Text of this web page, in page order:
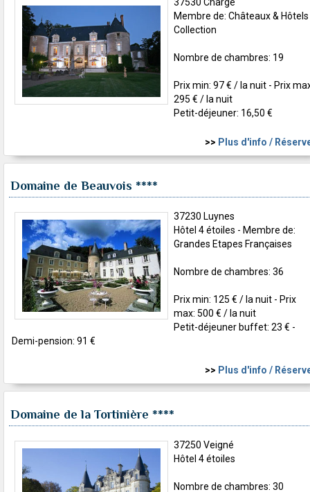
Membre de: Châteaux & Hôtels
Collection
Nombre de chambres: 19
Prix min: 97 € / la nuit - Prix
295 € / la nuit
Petit-déjeuner: 16,50 €
>> Plus d'info /
Domaine de Beauvois ****
37230 Luynes
Hôtel 4 étoiles - Membre de:
Grandes Etapes Françaises
Nombre de chambres: 36
Prix min: 125 € / la nuit - Prix
max: 500 € / la nuit
Petit-déjeuner buffet: 23 € -
Demi-pension: 91 €
>> Plus d'info /
Domaine de la Tortinière ****
37250 Veigné
Hôtel 4 étoiles
Nombre de chambres: 30